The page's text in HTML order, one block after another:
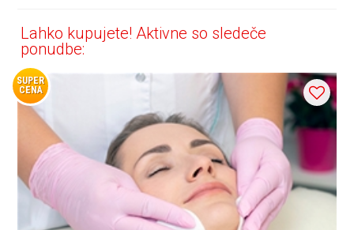
Lahko kupujete! Aktivne so sledeče
ponudbe:
SUPER
CENA